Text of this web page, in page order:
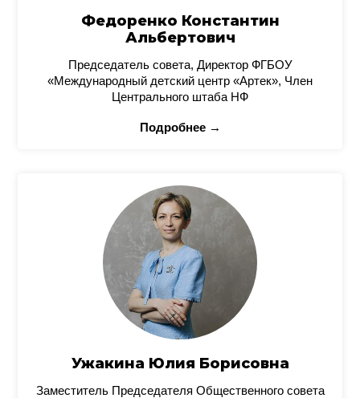
Федоренко Константин
Альбертович
Председатель совета, Директор ФГБОУ
«Международный детский центр «Артек», Член
Центрального штаба НФ
Подробнее →
Ужакина Юлия Борисовна
Заместитель Председателя Общественного совета